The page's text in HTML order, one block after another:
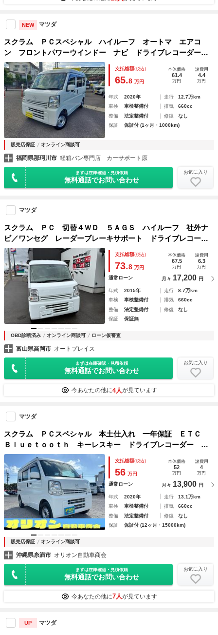
NEW マツダ
スクラム ＰＣスペシャル ハイルーフ オートマ エアコ
ン フロントパワーウインドー ナビ ドライブレコーダー
ＥＴＣ 記録簿 禁煙車
支払総額(税込)
65.8 万円
本体価格
61.4
万円
諸費用
4.4
万円
年式 2020年 走行
12.7万km
車検
車検整備付 排気
660cc
整備
法定整備付 修復
なし
保証
保証付 (1ヶ月・1000km)
販売店保証 オンライン商談可
福岡県那珂川市 軽箱バン専門店 カーサポート原
まずは在庫確認・見積依頼
無料通話でお問い合わせ
お気に入り
マツダ
スクラム ＰＣ 切替４ＷＤ ５ＡＧＳ ハイルーフ 社外ナ
ビ／ワンセグ レーダーブレーキサポート ドライブレコーダ
ー オーバーヘッドシェルフ ＥＴＣ キーレス フロント席
パワーウィンド
支払総額(税込)
73.8 万円
本体価格
67.5
万円
諸費用
6.3
万円
通常ローン 月々 17,200 円
年式 2015年 走行
8.7万km
車検
車検整備付 排気
660cc
整備
法定整備付 修復
なし
保証
保証無
OBD診断済み オンライン商談可 ローン仮審査
富山県高岡市 オートプレイス
まずは在庫確認・見積依頼
無料通話でお問い合わせ
お気に入り
今あなたの他に4人が見ています
マツダ
スクラム ＰＣスペシャル 本土仕入れ 一年保証 ＥＴＣ
Ｂｌｕｅｔｏｏｔｈ キーレスキー ドライブレコーダー 横
滑り防止装置 クリアランスソナー 電格ミラー 前席パワー
ウィンドウ エンジンオイル・バッテリー・ワイパーゴム新品
支払総額(税込)
56 万円
本体価格
52
万円
諸費用
4
万円
通常ローン 月々 13,900 円
年式 2020年 走行
13.1万km
車検
車検整備付 排気
660cc
整備
法定整備付 修復
なし
保証
保証付 (12ヶ月・15000km)
販売店保証 オンライン商談可
沖縄県糸満市 オリオン自動車商会
まずは在庫確認・見積依頼
無料通話でお問い合わせ
お気に入り
今あなたの他に7人が見ています
UP マツダ